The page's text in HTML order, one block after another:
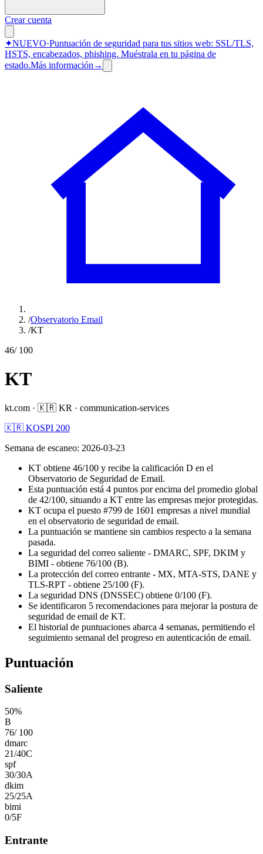
Crear cuenta
✦NUEVO·Puntuación de seguridad para tus sitios web: SSL/TLS,
HSTS, encabezados, phishing. Muéstrala en tu página de
estado.Más información →
/Observatorio Email
/KT
46/ 100
KT
kt.com · 🇰🇷 KR · communication-services
🇰🇷 KOSPI 200
Semana de escaneo: 2026-03-23
KT obtiene 46/100 y recibe la calificación D en el
Observatorio de Seguridad de Email.
Esta puntuación está 4 puntos por encima del promedio global
de 42/100, situando a KT entre las empresas mejor protegidas.
KT ocupa el puesto #799 de 1601 empresas a nivel mundial
en el observatorio de seguridad de email.
La puntuación se mantiene sin cambios respecto a la semana
pasada.
La seguridad del correo saliente - DMARC, SPF, DKIM y
BIMI - obtiene 76/100 (B).
La protección del correo entrante - MX, MTA-STS, DANE y
TLS-RPT - obtiene 25/100 (F).
La seguridad DNS (DNSSEC) obtiene 0/100 (F).
Se identificaron 5 recomendaciones para mejorar la postura de
seguridad de email de KT.
El historial de puntuaciones abarca 4 semanas, permitiendo el
seguimiento semanal del progreso en autenticación de email.
Puntuación
Saliente
50%
B
76/ 100
dmarc
21/40C
spf
30/30A
dkim
25/25A
bimi
0/5F
Entrante